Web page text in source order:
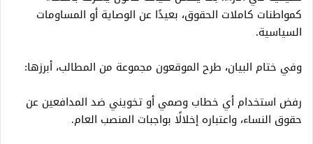
كمواطنات كاملات الحقوق، بعيدًا عن الوصاية أو المساومات
السياسية.
وفي ختام البيان، طرح الموقعون مجموعة من المطالب، أبرزها:
رفض استخدام أي خطاب وصمي أو تخويني ضد المدافعين عن
حقوق النساء، واعتباره إخلالًا بواجبات المنصب العام.